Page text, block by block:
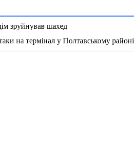
зруйнував шахед
на термінал у Полтавському районі